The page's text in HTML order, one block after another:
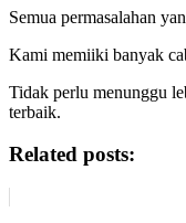
Semua permasalahan
Kami memiiki banyak
Tidak perlu menunggu
terbaik.
Related posts: